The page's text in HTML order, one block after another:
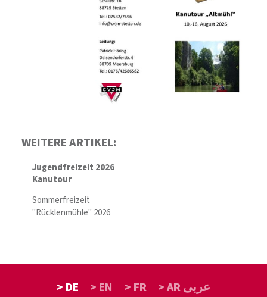
WEITERE ARTIKEL:
Jugendfreizeit 2026
Kanutour
Sommerfreizeit
"Rücklenmühle" 2026
> DE > EN > FR > AR عربى